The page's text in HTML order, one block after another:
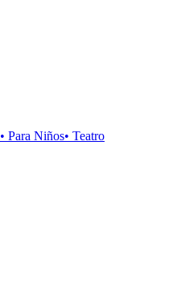
• Para Niños• Teatro